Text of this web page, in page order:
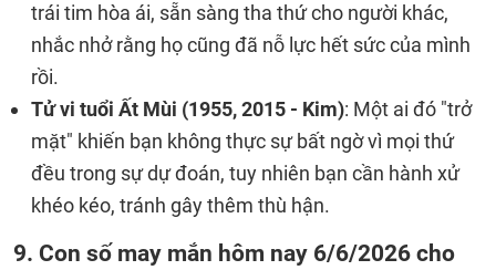
trái tim hòa ái, sẵn sàng tha thứ cho người khác,
nhắc nhở rằng họ cũng đã nỗ lực hết sức của mình
rồi.
Tử vi tuổi Ất Mùi (1955, 2015 - Kim): Một ai đó "trở
mặt" khiến bạn không thực sự bất ngờ vì mọi thứ
đều trong sự dự đoán, tuy nhiên bạn cần hành xử
khéo kéo, tránh gây thêm thù hận.
9. Con số may mắn hôm nay 6/6/2026 cho